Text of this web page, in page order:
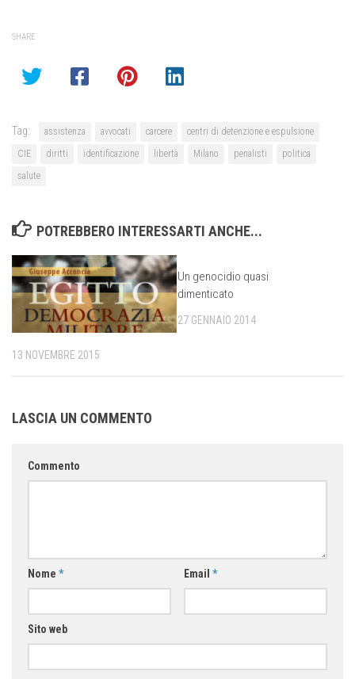
SHARE
Tag: assistenza avvocati carcere
centri di detenzione e espulsione
CIE
diritti identificazione libertà Milano penalisti
politica
salute
POTREBBERO INTERESSARTI ANCHE...
13 NOVEMBRE 2015
Un genocidio quasi
dimenticato
27 GENNAIO 2014
LASCIA UN COMMENTO
Commento
Nome * Email *
Sito web